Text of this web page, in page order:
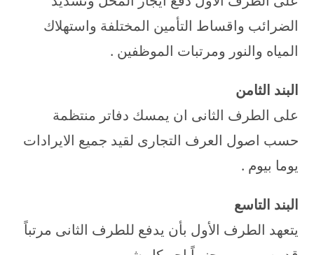
الضرائب واقساط التأمين المختلفة واستهلاك
المياه والنور ومرتبات الموظفين .
البند الثامن
على الطرف الثانى ان يمسك دفاتر منتظمة
حسب اصول العرف التجارى لقيد جميع الايرادات
يوما بيوم .
البند التاسع
يتعهد الطرف الأول بأن يدفع للطرف الثانى مرتباً